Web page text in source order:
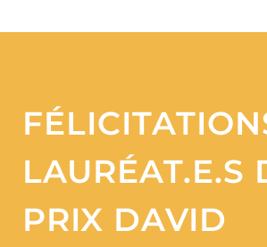
LAURÉAT.E.S
PRIX DAVID